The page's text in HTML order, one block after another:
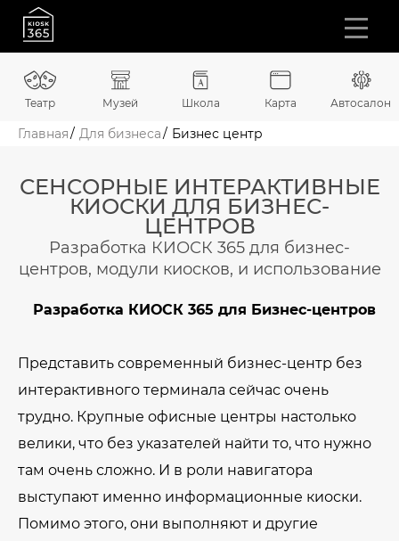
Театр Музей Школа Карта Автосалон
Главная Для бизнеса Бизнес центр
СЕНСОРНЫЕ ИНТЕРАКТИВНЫЕ
КИОСКИ ДЛЯ БИЗНЕС-
ЦЕНТРОВ
Разработка КИОСК 365 для бизнес-
центров, модули киосков, и использование
Разработка КИОСК 365 для Бизнес-центров
Представить современный бизнес-центр без
интерактивного терминала сейчас очень
трудно. Крупные офисные центры настолько
велики, что без указателей найти то, что нужно
там очень сложно. И в роли навигатора
выступают именно информационные киоски.
Помимо этого, они выполняют и другие